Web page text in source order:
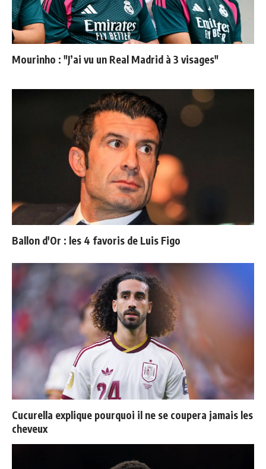
Mourinho : "J’ai vu un Real Madrid à 3 visages"
Ballon d'Or : les 4 favoris de Luis Figo
Cucurella explique pourquoi il ne se coupera jamais les
cheveux